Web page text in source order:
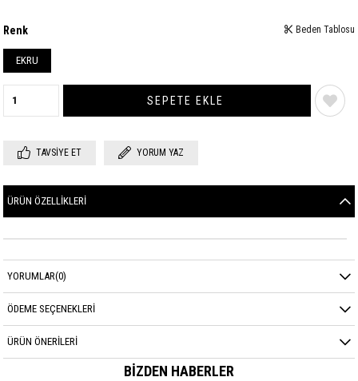
Renk
EKRU
Beden Tablosu
TAVSIYE ET YORUM YAZ
ÜRÜN ÖZELLIKLERI
YORUMLAR(0)
ÖDEME SEÇENEKLERI
ÜRÜN ÖNERILERI
BIZDEN HABERLER